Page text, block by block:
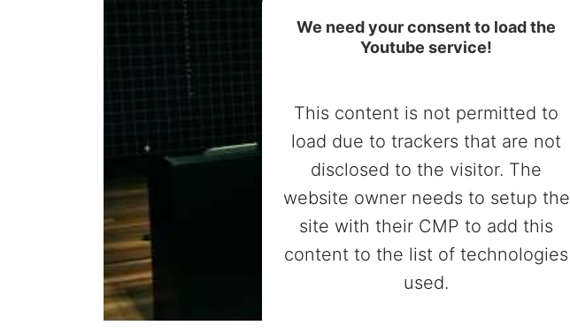
We need your consent to load the
Youtube service!
This content is not permitted to
load due to trackers that are not
disclosed to the visitor. The
website owner needs to setup the
site with their CMP to add this
content to the list of technologies
used.